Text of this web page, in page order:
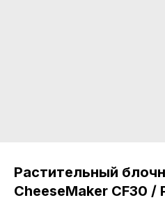
Растительный
CheeseMaker CF30